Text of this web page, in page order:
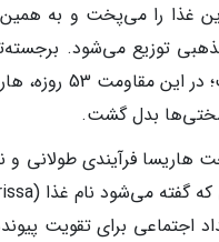
غذا را می‌پخت و به
توزیع می‌شود.
کوه موسی داغ
سختی‌ها بدل گشت.
فرآیندی طولانی
اجتماعی برای تقویت